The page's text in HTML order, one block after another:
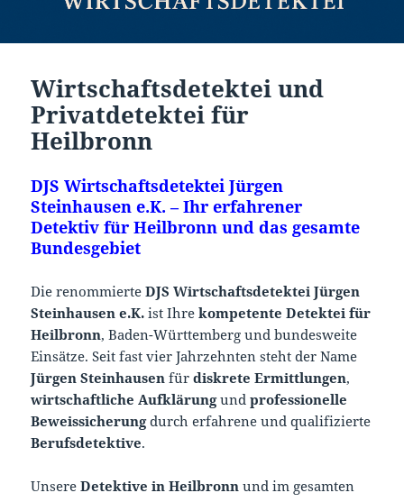
Wirtschaftsdetektei und
Privatdetektei für
Heilbronn
DJS Wirtschaftsdetektei Jürgen
Steinhausen e.K. – Ihr erfahrener
Detektiv für Heilbronn und das gesamte
Bundesgebiet
Die renommierteDJS Wirtschaftsdetektei Jürgen
Steinhausen e.K. ist Ihrekompetente Detektei für
Heilbronn, Baden-Württemberg und bundesweite
Einsätze. Seit fast vier Jahrzehnten steht der Name
Jürgen Steinhausen fürdiskrete Ermittlungen,
wirtschaftliche Aufklärungundprofessionelle
Beweissicherungdurch erfahrene und qualifizierte
Berufsdetektive.
UnsereDetektive in Heilbronn und im gesamten